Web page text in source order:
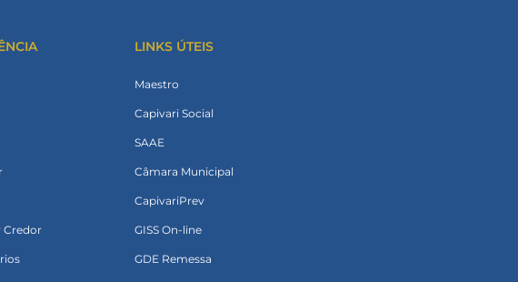
Credor
LINKS ÚTEIS
Maestro
Capivari Social
SAAE
Câmara Municipal
CapivariPrev
GISS On-line
GDE Remessa